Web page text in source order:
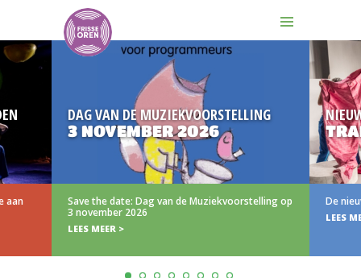
aan
DAG VAN DE MUZIEKVOORSTELLING
3 NOVEMBER 2026
Save the date: Dag van de Muziekvoorstelling op
3 november 2026
LEES MEER >
De
LEES